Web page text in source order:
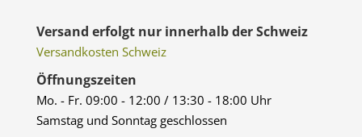
Versand erfolgt nur innerhalb der Schweiz
Versandkosten Schweiz
Öffnungszeiten
Mo. - Fr. 09:00 - 12:00 / 13:30 - 18:00 Uhr
Samstag und Sonntag geschlossen